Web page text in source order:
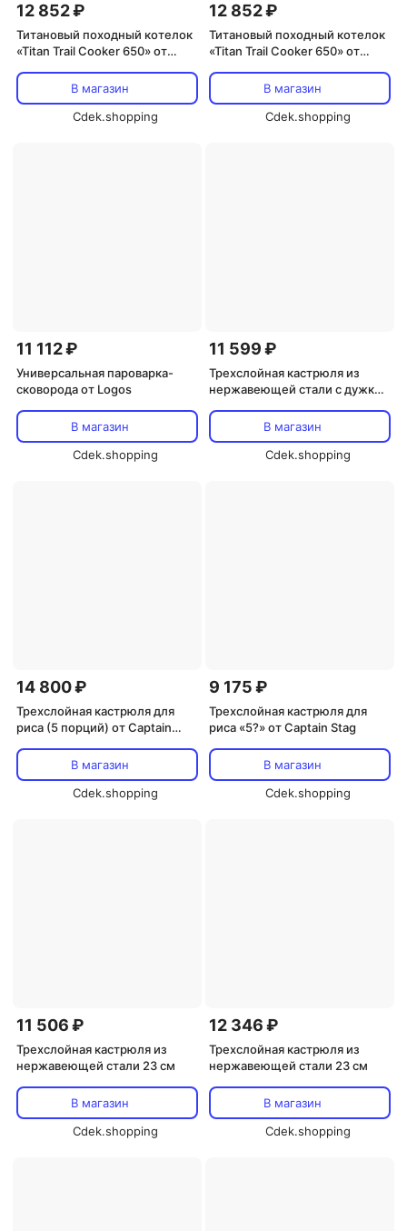
12 852 ₽
Титановый походный котелок
«Titan Trail Cooker 650» от
В магазин
Cdek.shopping
12 852 ₽
Титановый походный котелок
«Titan Trail Cooker 650» от
В магазин
Cdek.shopping
11 112 ₽
Универсальная пароварка-
сковорода от Logos
В магазин
Cdek.shopping
11 599 ₽
Трехслойная кастрюля из
нержавеющей стали с дужкой
В магазин
Cdek.shopping
14 800 ₽
Трехслойная кастрюля для
риса (5 порций) от Captain
В магазин
Cdek.shopping
9 175 ₽
Трехслойная кастрюля для
риса «5?» от Captain Stag
В магазин
Cdek.shopping
11 506 ₽
Трехслойная кастрюля из
нержавеющей стали 23 см
В магазин
Cdek.shopping
12 346 ₽
Трехслойная кастрюля из
нержавеющей стали 23 см
В магазин
Cdek.shopping